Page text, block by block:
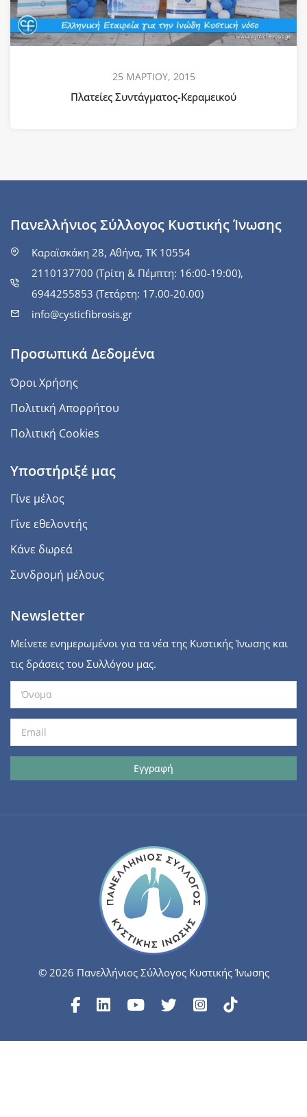
25 ΜΑΡΤΙΟΥ, 2015
Πλατείες Συντάγματος-Κεραμεικού
Πανελλήνιος Σύλλογος Κυστικής Ίνωσης
Καραϊσκάκη 28, Αθήνα, ΤΚ 10554
2110137700 (Τρίτη & Πέμπτη: 16:00-19:00),
6944255853 (Τετάρτη: 17.00-20.00)
info@cysticfibrosis.gr
Προσωπικά Δεδομένα
Όροι Χρήσης
Πολιτική Απορρήτου
Πολιτική Cookies
Υποστήριξέ μας
Γίνε μέλος
Γίνε εθελοντής
Κάνε δωρεά
Συνδρομή μέλους
Newsletter
Μείνετε ενημερωμένοι για τα νέα της Κυστικής Ίνωσης και
τις δράσεις του Συλλόγου μας.
© 2026 Πανελλήνιος Σύλλογος Κυστικής Ίνωσης